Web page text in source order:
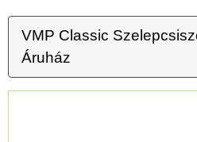
VMP Classic
Áruház